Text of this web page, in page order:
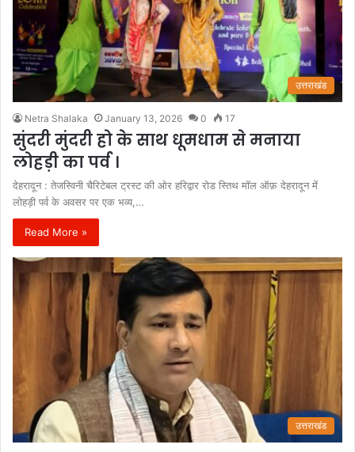
उत्तराखंड
Netra Shalaka January 13, 2026 0 17
सुंदरी मुंदरी हो के साथ धूमधाम से मनाया
लोहड़ी का पर्व ।
देहरादून : तेजस्विनी चैरिटेबल ट्रस्ट की ओर हरिद्वार रोड स्तिथ मॉल ऑफ़ देहरादून में
लोहड़ी पर्व के अवसर पर एक भव्य,…
Read More »
उत्तराखंड